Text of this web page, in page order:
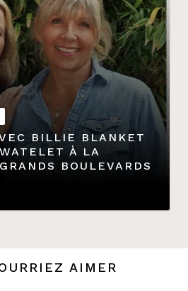
BILLIE BLANKET
À LA
BOULEVARDS
AIMER